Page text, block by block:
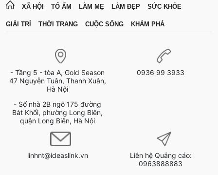
XÃ HỘI TỔ ẤM LÀM MẸ LÀM ĐẸP SỨC KHỎE
GIẢI TRÍ THỜI TRANG CUỘC SỐNG KHÁM PHÁ
- Tầng 5 - tòa A, Gold Season
47 Nguyễn Tuân, Thanh Xuân,
Hà Nội
- Số nhà 2B ngõ 175 đường
Bát Khối, phường Long Biên,
quận Long Biên, Hà Nội
0936 99 3933
linhnt@ideaslink.vn
Liên hệ Quảng cáo:
0963888883